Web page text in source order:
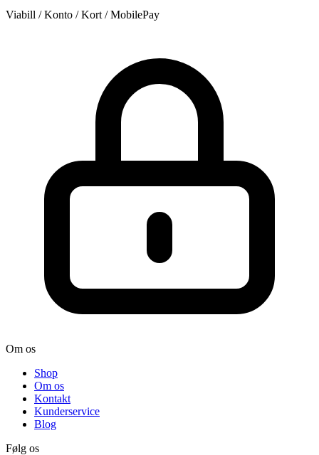
Viabill / Konto / Kort / MobilePay
Om os
Shop
Om os
Kontakt
Kunderservice
Blog
Følg os